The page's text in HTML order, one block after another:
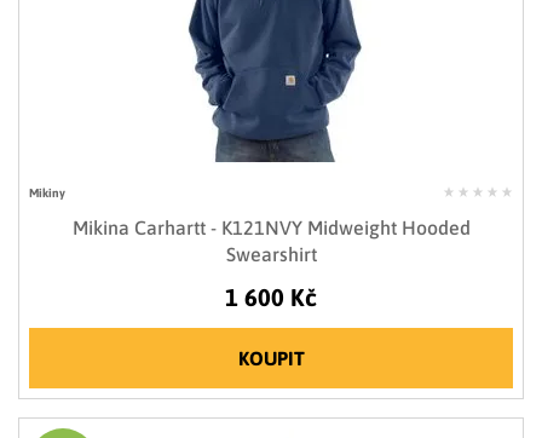
Mikiny
Mikina Carhartt - K121NVY Midweight Hooded
Swearshirt
1 600 Kč
KOUPIT